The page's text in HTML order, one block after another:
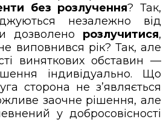
без розлучення? Так,
незалежно від
дозволено розлучитися,
виповнився рік? Так, але
виняткових обставин —
індивідуально. Що
сторона не з’являється
заочне рішення, але
у добросовісності